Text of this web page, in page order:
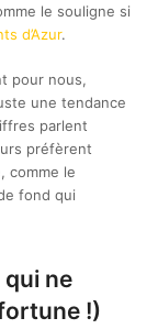
le souligne si
d’Azur.
pour nous,
une tendance
parlent
préfèrent
comme le
fond qui
ne
!)